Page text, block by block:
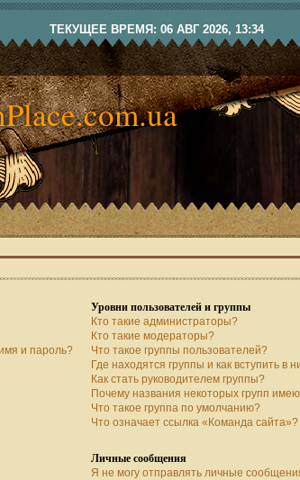
ТЕКУЩЕЕ ВРЕМЯ: 06 АВГ 2026, 13:34
и пароль?
Уровни пользователей и группы
Кто такие администраторы?
Кто такие модераторы?
Что такое группы пользователей?
Где находятся группы и как вступить в
Как стать руководителем группы?
Почему названия некоторых групп
Что такое группа по умолчанию?
Что означает ссылка «Команда сайта»?
Личные сообщения
Я не могу отправлять личные